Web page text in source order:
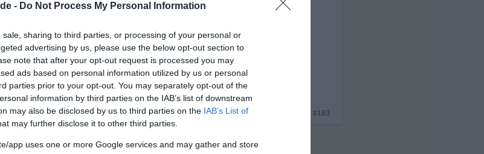
- Do Not Process My Personal Information
sharing to third parties, or processing of your personal or
advertising by us, please use the below opt-out section to
note that after your opt-out request is processed you may
ads based on personal information utilized by us or personal
parties prior to your opt-out. You may separately opt-out of the
information by third parties on the IAB’s list of downstream
may also be disclosed by us to third parties on the IAB’s List of
may further disclose it to other third parties.
app uses one or more Google services and may gather and store
#183